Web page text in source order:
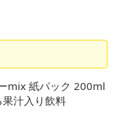
mix 紙パック 200ml
汁入り飲料